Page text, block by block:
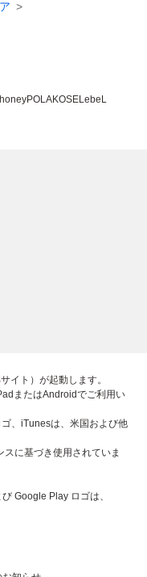
POLAKOSELebeL
イト）が起動します。
またはAndroidでご利用い
、iTunesは、米国および他
に基づき使用されていま
Google Play ロゴは、